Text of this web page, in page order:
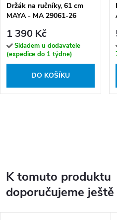
Držák na ručníky, 61 cm
MAYA - MA 29061-26
1 390 Kč
Skladem u dodavatele
(expedice do 1 týdne)
DO KOŠÍKU
K tomuto produktu
doporučujeme